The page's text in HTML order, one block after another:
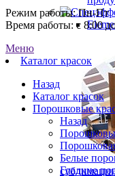
Режим работы: Пн-Пт
Время работы: с 8:00
Меню
Каталог красок
Назад
Каталог красок
Порошковые
Назад
Белые
Гладкие